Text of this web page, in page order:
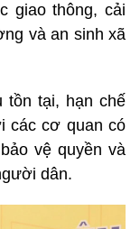
giao thông, cải
và an sinh xã
tồn tại, hạn chế
các cơ quan có
vệ quyền và
dân.